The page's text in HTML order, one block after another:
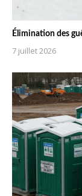
Élimination des
7 juillet 2026